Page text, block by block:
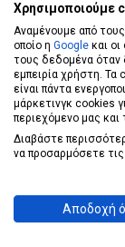
GLOW &
GLOW &
Χρησιμοποιούμε
Αναμένουμε από
οποίο η Google και
τους δεδομένα όταν
εμπειρία χρήστη. Τα
είναι πάντα
μάρκετινγκ cookies
περιεχόμενο μας και
Διαβάστε
να προσαρμόσετε
Αποδοχή